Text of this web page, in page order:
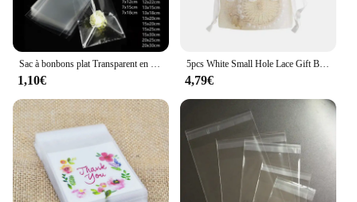
1,10€
5pcs White Small Hole Lace Gift Bag Jewelry Wedding Candy Bags Creative Drawstring Bags Jewelry Boxes and Packaging Organizer
4,79€